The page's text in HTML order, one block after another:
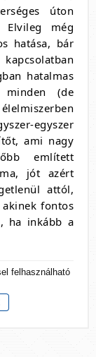
úton
Elvileg még
hatása, bár
hatalmas
minden (de
egyszer
ami nagy
említett
jót azért
attól,
akinek fontos
ha inkább a
felhasználható